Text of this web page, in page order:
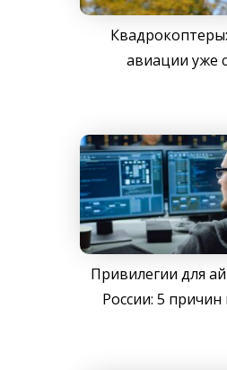
авиации уже
Привилегии для
России: 5